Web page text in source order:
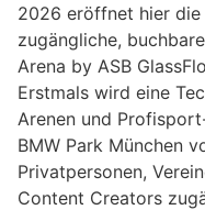
2026 eröffnet hier
zugängliche,
Arena by ASB
Erstmals wird eine
Arenen und
BMW Park München
Privatpersonen,
Content Creators